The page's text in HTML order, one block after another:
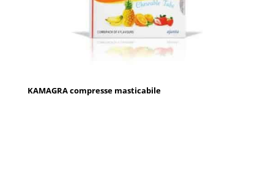
KAMAGRA compresse masticabile